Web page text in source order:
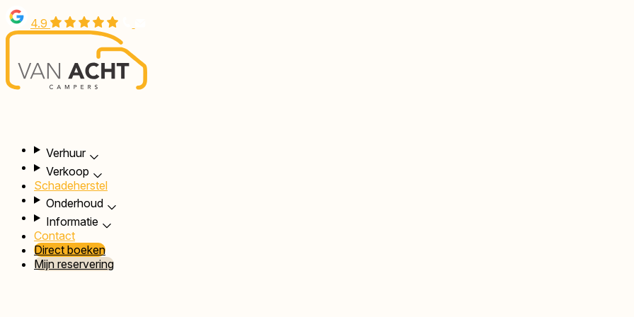
Overslaan
en
naar
inhoud
gaan
4.9
Verhuur
Verkoop
Schadeherstel
Onderhoud
Informatie
Contact
Direct boeken
Mijn reservering